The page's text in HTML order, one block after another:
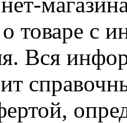
товаре с
Вся